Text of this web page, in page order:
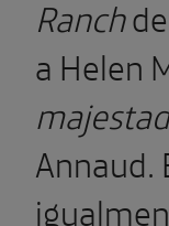
Ranch
a Helen
Annaud.